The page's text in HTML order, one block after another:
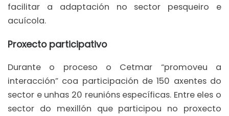
facilitar a adaptación no sector pesqueiro e
acuícola.
Proxecto participativo
Durante o proceso o Cetmar “promoveu a
interacción” coa participación de 150 axentes do
sector e unhas 20 reunións específicas. Entre eles o
sector do mexillón que participou no proxecto